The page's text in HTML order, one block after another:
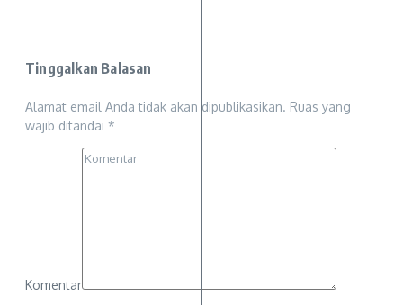
Tinggalkan Balasan
Alamat email Anda tidak akan dipublikasikan. Ruas yang
wajib ditandai *
Komentar